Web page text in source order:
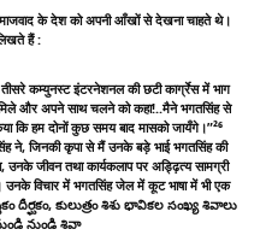
के देश को अपनी आँखों से देखना चाहते थे।
हैं :
कम्युनस्ट इंटरनेशनल की छटी कार्ग्रेस में भाग
और अपने साथ चलने को कहा!..मैने भगतसिंह से
कि हम दोनों कुछ समय बाद मासको जायँगे।”²⁶
ने, जिनकी कृपा से मैं उनके बड़े भाई भगतसिंह की
जीवन तथा कार्यकलाप पर अड्ढ़ित्य सामग्री
उनके विचार में भगतसिंह जेल में कूट भाषा में भी एक
దీర్ఘకం, కులుత్రం శిశు భావికల సంఖ్య శివాలు
నుండి శివా